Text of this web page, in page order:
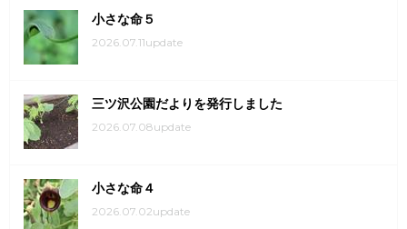
小さな命５
2026.07.11update
三ツ沢公園だよりを発行しました
2026.07.08update
小さな命４
2026.07.02update